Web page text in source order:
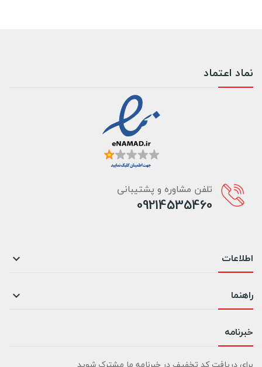
نماد اعتماد
تلفن مشاوره و پشتیبانی
09214535460
اطلاعات 
راهنما 
خبرنامه